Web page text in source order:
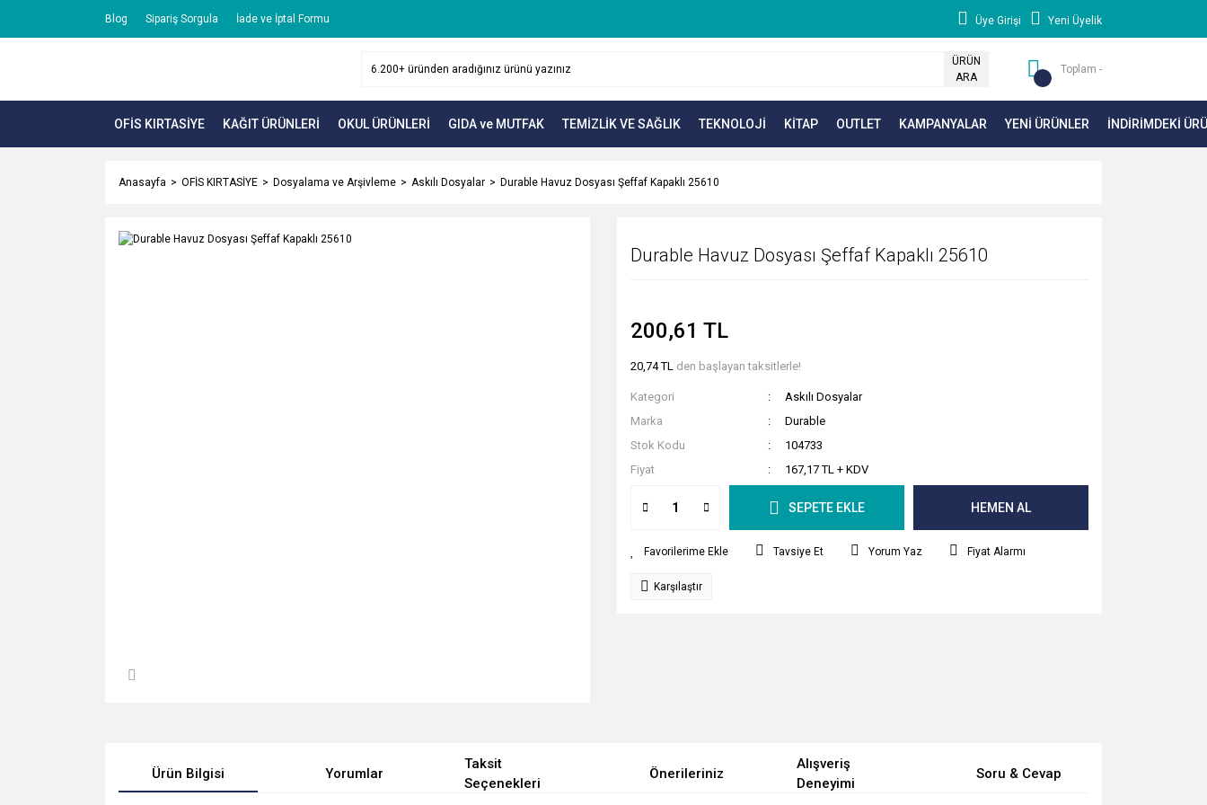
Blog Sipariş Sorgula İade ve İptal Formu Üye Girişi Yeni Üyelik
ÜRÜN
ARA
Toplam -
OFİS KIRTASİYE KAĞIT ÜRÜNLERİ OKUL ÜRÜNLERİ GIDA ve MUTFAK TEMİZLİK VE SAĞLIK TEKNOLOJİ KİTAP OUTLET KAMPANYALAR YENİ ÜRÜNLER İNDİRİMDEKİ
Anasayfa OFİS KIRTASİYE Dosyalama ve Arşivleme Askılı Dosyalar Durable Havuz Dosyası Şeffaf Kapaklı 25610
Durable Havuz Dosyası Şeffaf Kapaklı 25610
200,61 TL
20,74 TL den başlayan taksitlerle!
Kategori
Askılı Dosyalar
Marka
Durable
Stok Kodu
104733
Fiyat
167,17 TL + KDV
SEPETE EKLE HEMEN AL
Tavsiye Et Yorum Yaz Fiyat Alarmı
Karşılaştır
Ürün Bilgisi Yorumlar
Taksit
Seçenekleri
Önerileriniz
Alışveriş
Deneyimi
Soru & Cevap